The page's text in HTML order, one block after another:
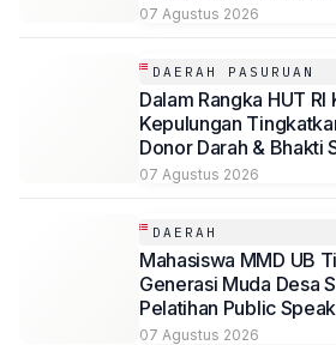
07 Agustus 2026
DAERAH PASURUAN
Dalam Rangka HUT RI
Kepulungan
Donor Darah & Bhakti
07 Agustus 2026
DAERAH
Mahasiswa MMD UB
Generasi Muda Desa
Pelatihan Public
Potensi Desa
07 Agustus 2026